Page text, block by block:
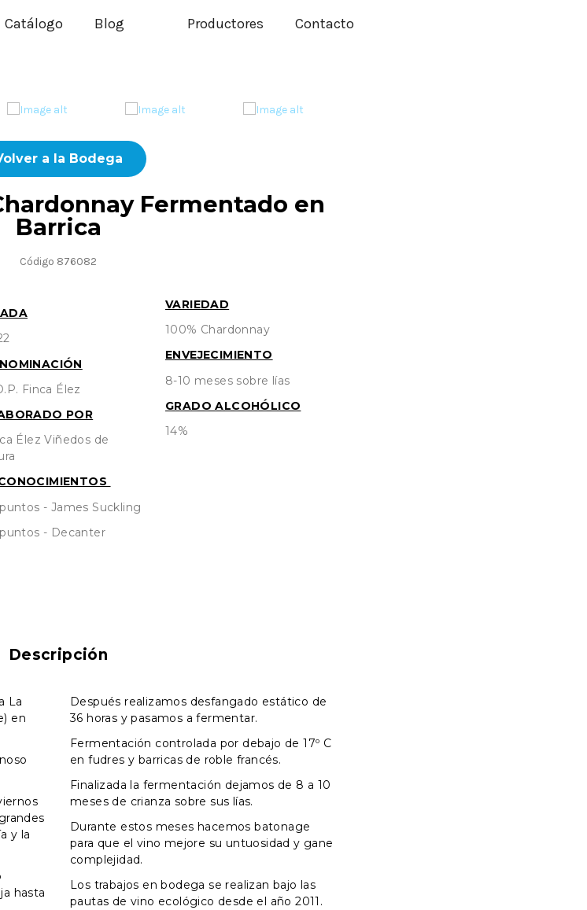
Catálogo Blog Productores Contacto
a la Bodega
Fermentado en
Barrica
Código 876082
Finca Élez
POR
Élez Viñedos de
- James Suckling
- Decanter
VARIEDAD
100% Chardonnay
ENVEJECIMIENTO
8-10 meses sobre lías
GRADO ALCOHÓLICO
14%
Descripción
La
en
y la
hasta
Después realizamos desfangado estático de
36 horas y pasamos a fermentar.
Fermentación controlada por debajo de 17º C
en fudres y barricas de roble francés.
Finalizada la fermentación dejamos de 8 a 10
meses de crianza sobre sus lías.
Durante estos meses hacemos batonage
para que el vino mejore su untuosidad y gane
complejidad.
Los trabajos en bodega se realizan bajo las
pautas de vino ecológico desde el año 2011.